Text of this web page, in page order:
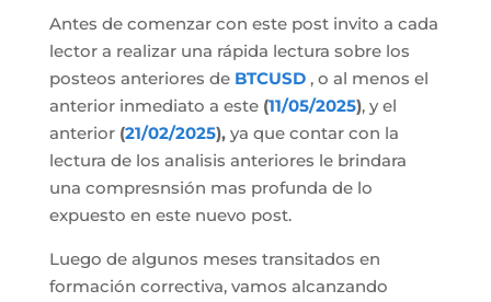
Antes de comenzar con este post invito a cada
lector a realizar una rápida lectura sobre los
posteos anteriores de BTCUSD, o al menos el
anterior inmediato a este (11/05/2025), y el
anterior(21/02/2025),ya que contar con la
lectura de los analisis anteriores le brindara
una compresnsión mas profunda de lo
expuesto en este nuevo post.
Luego de algunos meses transitados en
formación correctiva, vamos alcanzando